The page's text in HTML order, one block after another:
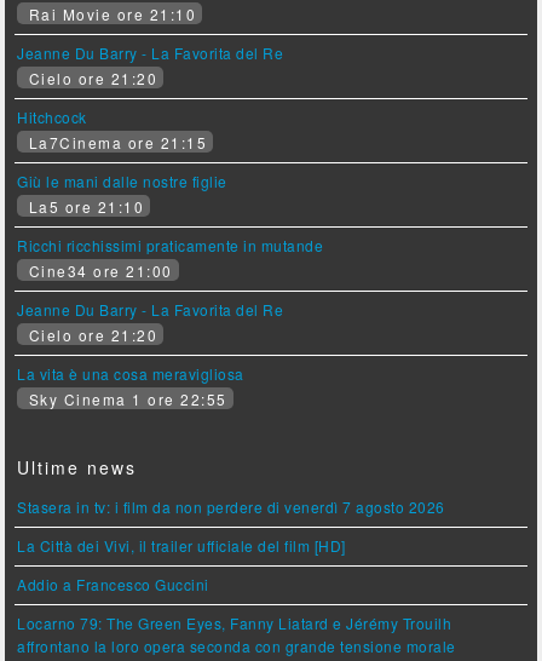
Rai Movie ore 21:10
Jeanne Du Barry - La Favorita del Re
Cielo ore 21:20
Hitchcock
La7Cinema ore 21:15
Giù le mani dalle nostre figlie
La5 ore 21:10
Ricchi ricchissimi praticamente in mutande
Cine34 ore 21:00
Jeanne Du Barry - La Favorita del Re
Cielo ore 21:20
La vita è una cosa meravigliosa
Sky Cinema 1 ore 22:55
Ultime news
Stasera in tv: i film da non perdere di venerdì 7 agosto 2026
La Città dei Vivi, il trailer ufficiale del film [HD]
Addio a Francesco Guccini
Locarno 79: The Green Eyes, Fanny Liatard e Jérémy Trouilh
affrontano la loro opera seconda con grande tensione morale